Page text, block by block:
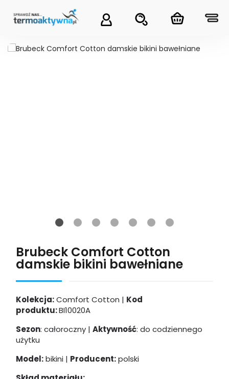
Brubeck Comfort Cotton
damskie bikini bawełniane
Kolekcja:Comfort Cotton | Kod
produktu:BI10020A
Sezon: całoroczny | Aktywność: do codziennego
użytku
Model:bikini | Producent:polski